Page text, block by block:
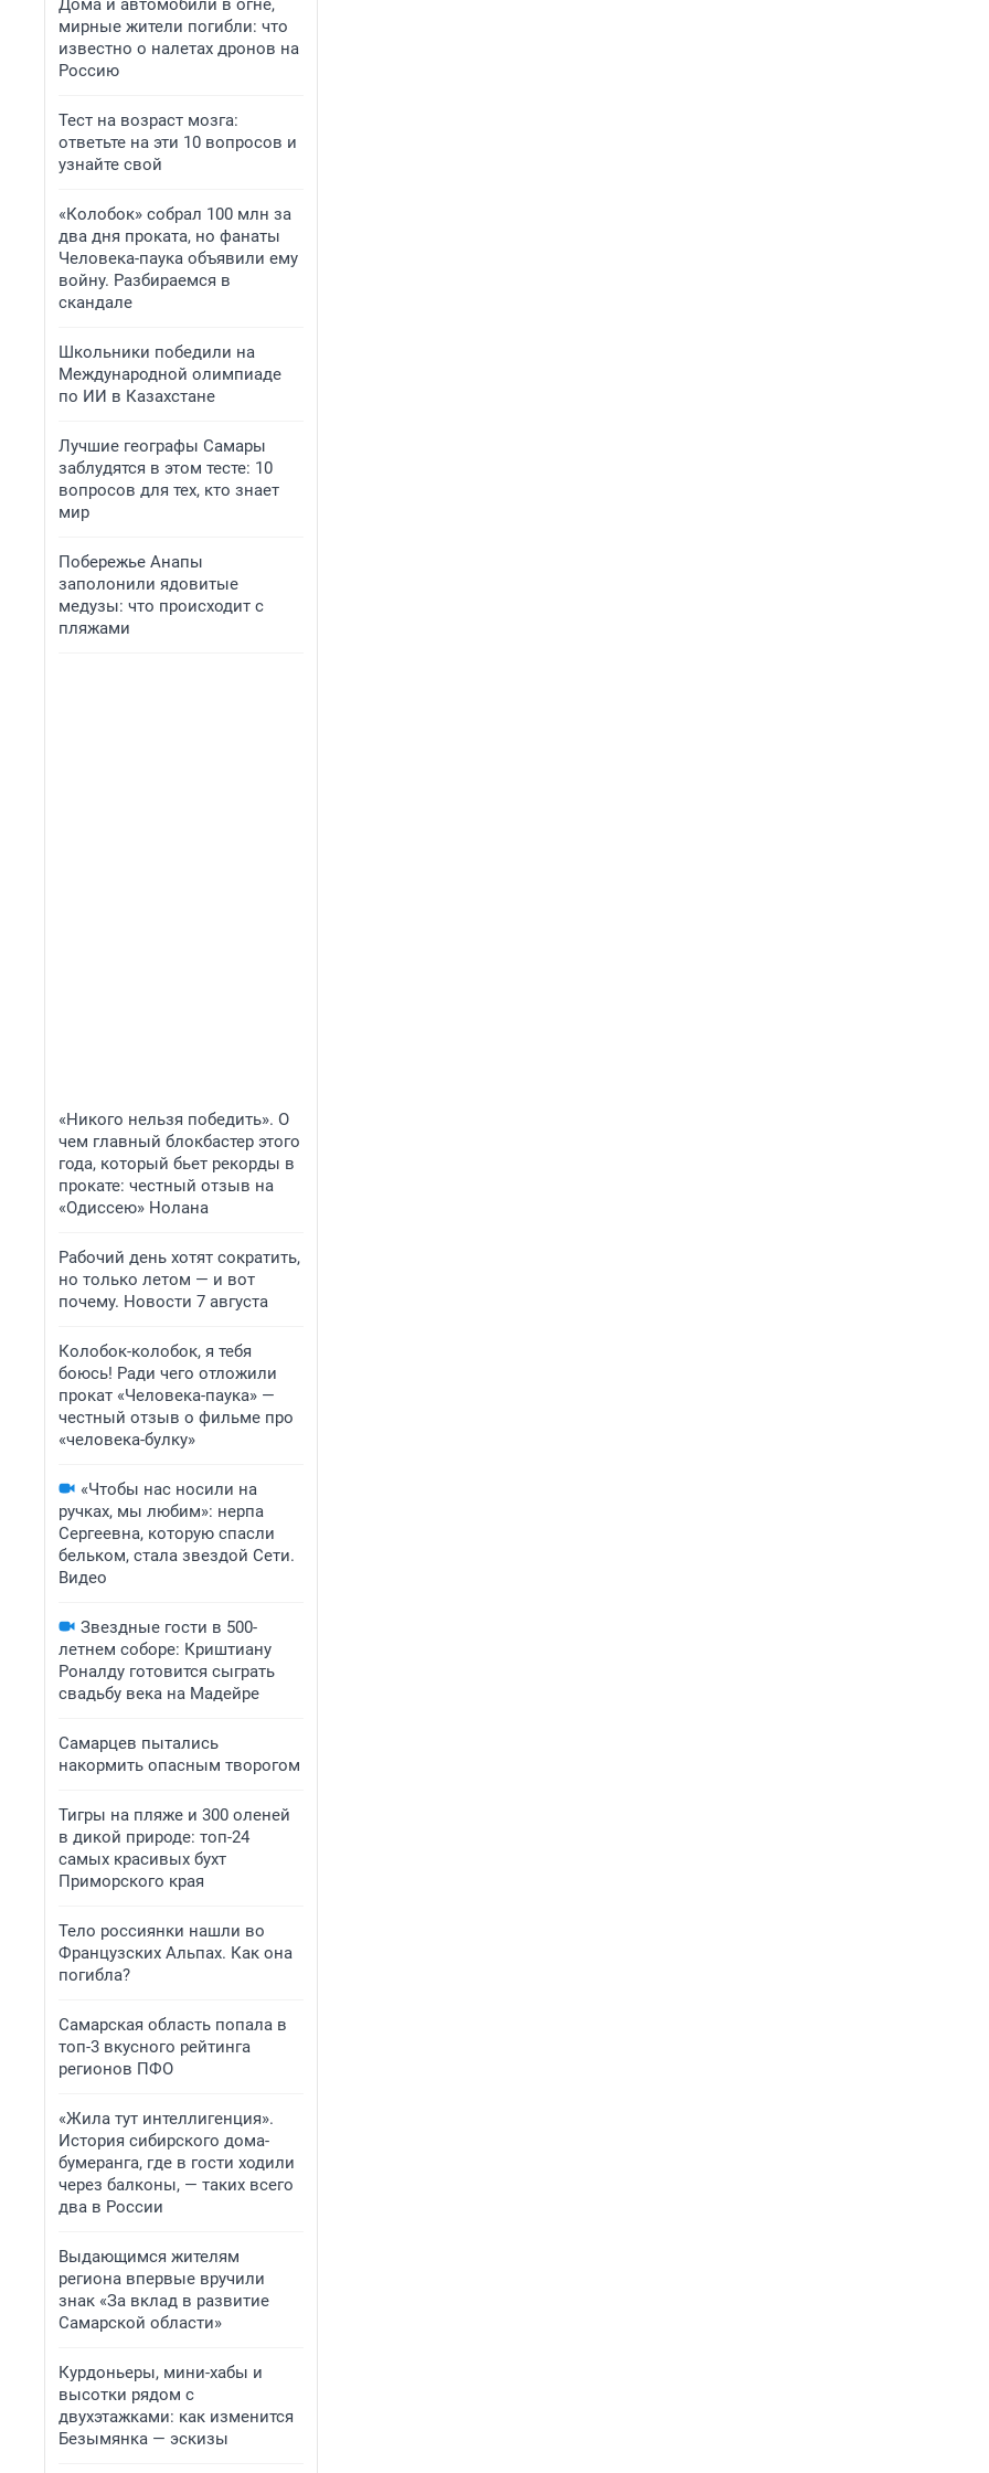
Дома и автомобили в огне,
мирные жители погибли: что
известно о налетах дронов на
Россию
Тест на возраст мозга:
ответьте на эти 10 вопросов и
узнайте свой
«Колобок» собрал 100 млн за
два дня проката, но фанаты
Человека-паука объявили ему
войну. Разбираемся в
скандале
Школьники победили на
Международной олимпиаде
по ИИ в Казахстане
Лучшие географы Самары
заблудятся в этом тесте: 10
вопросов для тех, кто знает
мир
Побережье Анапы
заполонили ядовитые
медузы: что происходит с
пляжами
«Никого нельзя победить». О
чем главный блокбастер этого
года, который бьет рекорды в
прокате: честный отзыв на
«Одиссею» Нолана
Рабочий день хотят сократить,
но только летом — и вот
почему. Новости 7 августа
Колобок-колобок, я тебя
боюсь! Ради чего отложили
прокат «Человека-паука» —
честный отзыв о фильме про
«человека-булку»
«Чтобы нас носили на
ручках, мы любим»: нерпа
Сергеевна, которую спасли
бельком, стала звездой Сети.
Видео
Звездные гости в 500-
летнем соборе: Криштиану
Роналду готовится сыграть
свадьбу века на Мадейре
Самарцев пытались
накормить опасным творогом
Тигры на пляже и 300 оленей
в дикой природе: топ-24
самых красивых бухт
Приморского края
Тело россиянки нашли во
Французских Альпах. Как она
погибла?
Самарская область попала в
топ-3 вкусного рейтинга
регионов ПФО
«Жила тут интеллигенция».
История сибирского дома-
бумеранга, где в гости ходили
через балконы, — таких всего
два в России
Выдающимся жителям
региона впервые вручили
знак «За вклад в развитие
Самарской области»
Курдоньеры, мини-хабы и
высотки рядом с
двухэтажками: как изменится
Безымянка — эскизы